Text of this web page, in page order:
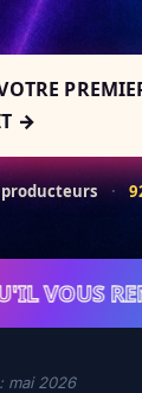
→
producteurs ·
mai 2026